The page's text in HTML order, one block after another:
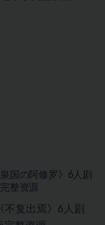
国の阿修罗》6人剧
整资源